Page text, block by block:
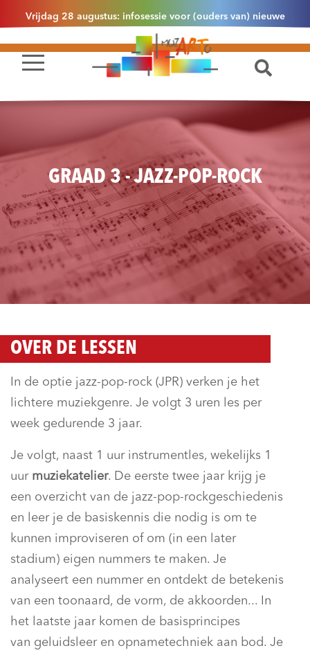
Vrijdag 28 augustus: infosessie voor (ouders van) nieuwe
leerlingen 2.1 om 13u30 in Essen
GRAAD 3 - JAZZ-POP-ROCK
OVER DE LESSEN
In de optie jazz-pop-rock (JPR) verken je het
lichtere muziekgenre. Je volgt 3 uren les per
week gedurende 3 jaar.
Je volgt, naast 1 uur instrumentles, wekelijks 1
uur muziekatelier. De eerste twee jaar krijg je
een overzicht van de jazz-pop-rockgeschiedenis
en leer je de basiskennis die nodig is om te
kunnen improviseren of om (in een later
stadium) eigen nummers te maken. Je
analyseert een nummer en ontdekt de betekenis
van een toonaard, de vorm, de akkoorden... In
het laatste jaar komen de basisprincipes
van geluidsleer en opnametechniek aan bod. Je